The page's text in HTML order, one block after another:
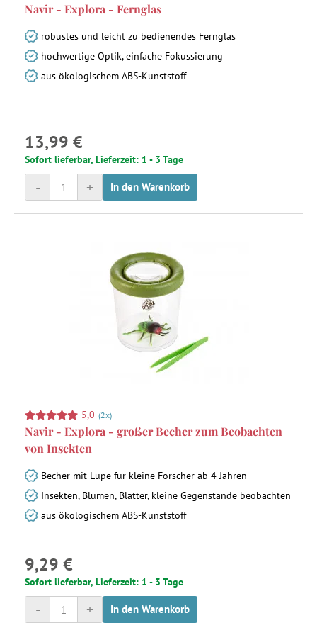
Navir - Explora - Fernglas
robustes und leicht zu bedienendes Fernglas
hochwertige Optik, einfache Fokussierung
aus ökologischem ABS-Kunststoff
13,99 €
Sofort lieferbar, Lieferzeit: 1 - 3 Tage
+
- In den Warenkorb
5,0 (2x)
Navir - Explora - großer Becher zum Beobachten
von Insekten
Becher mit Lupe für kleine Forscher ab 4 Jahren
Insekten, Blumen, Blätter, kleine Gegenstände beobachten
aus ökologischem ABS-Kunststoff
9,29 €
Sofort lieferbar, Lieferzeit: 1 - 3 Tage
+
- In den Warenkorb